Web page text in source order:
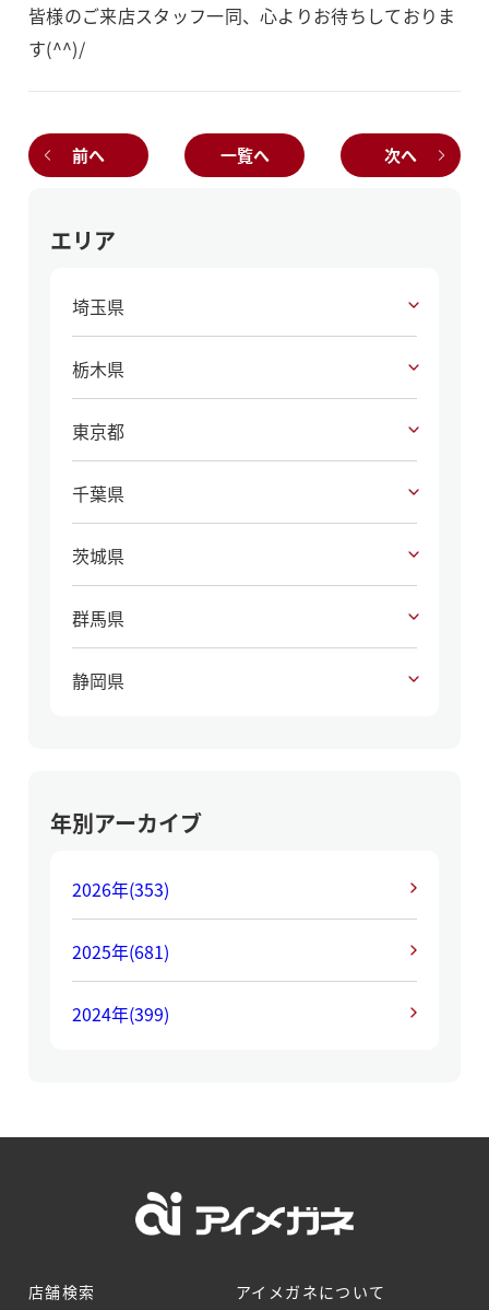
皆様のご来店スタッフ一同、心よりお待ちしておりま
す(^^)/
前へ 一覧へ 次へ
エリア
埼玉県
栃木県
東京都
千葉県
茨城県
群馬県
静岡県
年別アーカイブ
2026年(353)
2025年(681)
2024年(399)
店舗検索
アイメガネについて